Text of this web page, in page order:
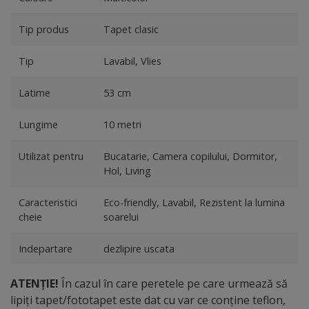
Tip produs Tapet clasic
Tip Lavabil, Vlies
Latime 53 cm
Lungime 10 metri
Utilizat pentru
Bucatarie, Camera copilului, Dormitor,
Hol, Living
Caracteristici
cheie
Eco-friendly, Lavabil, Rezistent la lumina
soarelui
Indepartare dezlipire uscata
ATENȚIE! În cazul în care peretele pe care urmează să
lipiți tapet/fototapet este dat cu var ce conține teflon,